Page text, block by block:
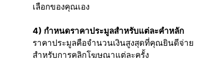
เลือกของคุณเอง
4) กำหนดราคาประมูลสำหรับแต่ละคำหลัก
ราคาประมูลคือจำนวนเงินสูงสุดที่คุณยินดีจ่าย
สำหรับการคลิกโฆษณาแต่ละครั้ง